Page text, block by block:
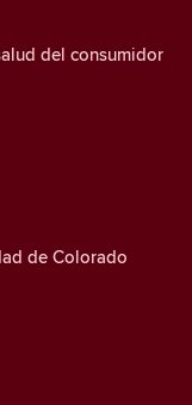
del consumidor
de Colorado